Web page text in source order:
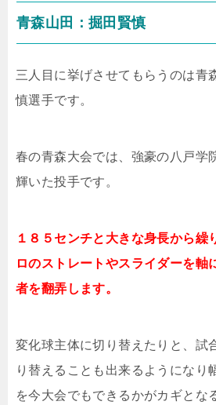
青森山田：掘田賢慎
三人目に挙げさせてもらうのは青
慎選手です。
春の青森大会では、強豪の八戸学
輝いた投手です。
１８５センチと大きな身長から繰
ロのストレートやスライダーを軸
者を翻弄します。
変化球主体に切り替えたりと、試
り替えることも出来るようになり
を今大会でもできるかがカギとな